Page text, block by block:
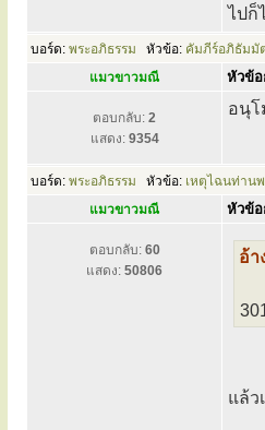
ไปก็
บอร์ด: พระอภิธรรม หัวข้อ: คัมภีร์อภิธัมมั
แมวขาวมณี
หัวข้อ
ตอบกลับ: 2
แสดง: 9354
อนุ
บอร์ด: พระอภิธรรม หัวข้อ: เหตุไฉนท่าน
แมวขาวมณี
หัวข้อ
ตอบกลับ: 60
แสดง: 50806
อ้า
แล้ว